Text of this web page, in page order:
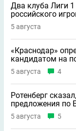
Два клуба Лиги
российского
5 августа
«Краснодар»
кандидатом на
5 августа 4
Ротенберг
предложения по
5 августа 5